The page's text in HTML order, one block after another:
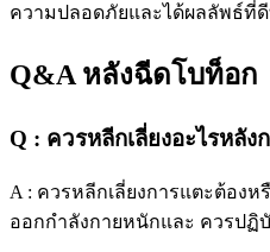
ความปลอดภัยและได้ผลลัพธ์ที่
Q&A หลังฉีดโบท็อก
Q : ควรหลีกเลี่ยงอะไรหลั
A : ควรหลีกเลี่ยงการแตะต้อง
ออกกำลังกายหนักและ ควรปฏิ